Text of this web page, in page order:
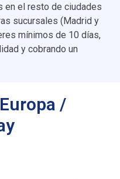
en el resto de ciudades
sucursales (Madrid y
mínimos de 10 días,
y cobrando un
/